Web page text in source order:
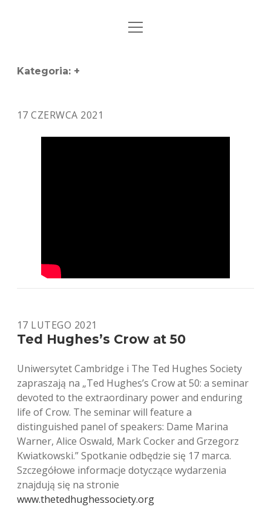
STRONA GŁÓWNA
BIO / KONTAKT
open
Kategoria: +
17 CZERWCA 2021
17 LUTEGO 2021
Ted Hughes’s Crow at 50
Uniwersytet Cambridge i The Ted Hughes Society
zapraszają na „Ted Hughes’s Crow at 50: a seminar
devoted to the extraordinary power and enduring
life of Crow. The seminar will feature a
distinguished panel of speakers: Dame Marina
Warner, Alice Oswald, Mark Cocker and Grzegorz
Kwiatkowski.” Spotkanie odbędzie się 17 marca.
Szczegółowe informacje dotyczące wydarzenia
znajdują się na stronie
www.thetedhughessociety.org